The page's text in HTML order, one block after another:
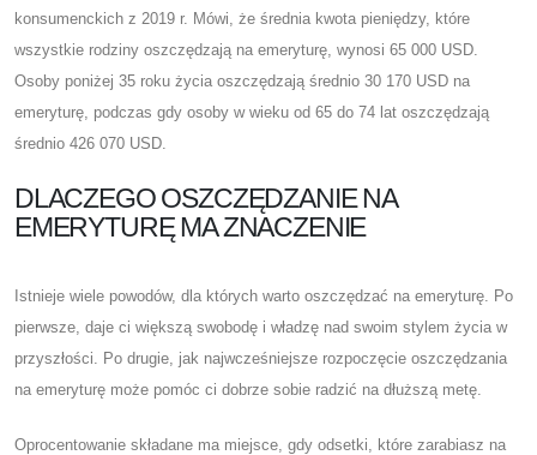
konsumenckich z 2019 r. Mówi, że średnia kwota pieniędzy, które
wszystkie rodziny oszczędzają na emeryturę, wynosi 65 000 USD.
Osoby poniżej 35 roku życia oszczędzają średnio 30 170 USD na
emeryturę, podczas gdy osoby w wieku od 65 do 74 lat oszczędzają
średnio 426 070 USD.
DLACZEGO OSZCZĘDZANIE NA
EMERYTURĘ MA ZNACZENIE
Istnieje wiele powodów, dla których warto oszczędzać na emeryturę. Po
pierwsze, daje ci większą swobodę i władzę nad swoim stylem życia w
przyszłości. Po drugie, jak najwcześniejsze rozpoczęcie oszczędzania
na emeryturę może pomóc ci dobrze sobie radzić na dłuższą metę.
Oprocentowanie składane ma miejsce, gdy odsetki, które zarabiasz na